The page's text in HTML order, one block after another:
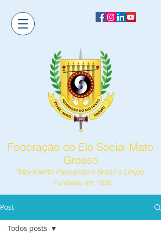
Federação do Elo Social Mato
Grosso
"Movimento Passando o Brasil a Limpo"
Fundado em 1990
Post
Todos posts